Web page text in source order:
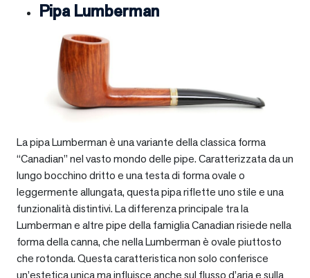
Pipa Lumberman
La pipa Lumberman è una variante della classica forma
“Canadian” nel vasto mondo delle pipe. Caratterizzata da un
lungo bocchino dritto e una testa di forma ovale o
leggermente allungata, questa pipa riflette uno stile e una
funzionalità distintivi. La differenza principale tra la
Lumberman e altre pipe della famiglia Canadian risiede nella
forma della canna, che nella Lumberman è ovale piuttosto
che rotonda. Questa caratteristica non solo conferisce
un’estetica unica ma influisce anche sul flusso d’aria e sulla